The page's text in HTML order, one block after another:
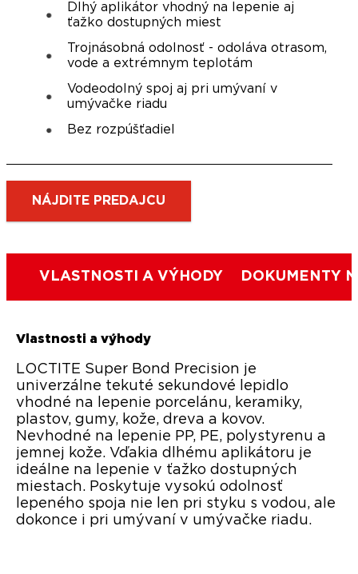
Dlhý aplikátor vhodný na lepenie aj
ťažko dostupných miest
Trojnásobná odolnosť - odoláva otrasom,
vode a extrémnym teplotám
Vodeodolný spoj aj pri umývaní v
umývačke riadu
Bez rozpúšťadiel
NÁJDITE PREDAJCU
VLASTNOSTI A VÝHODY DOKUMENTY
Vlastnosti a výhody
LOCTITE Super Bond Precision je
univerzálne tekuté sekundové lepidlo
vhodné na lepenie porcelánu, keramiky,
plastov, gumy, kože, dreva a kovov.
Nevhodné na lepenie PP, PE, polystyrenu a
jemnej kože. Vďakia dlhému aplikátoru je
ideálne na lepenie v ťažko dostupných
miestach. Poskytuje vysokú odolnosť
lepeného spoja nie len pri styku s vodou, ale
dokonce i pri umývaní v umývačke riadu.